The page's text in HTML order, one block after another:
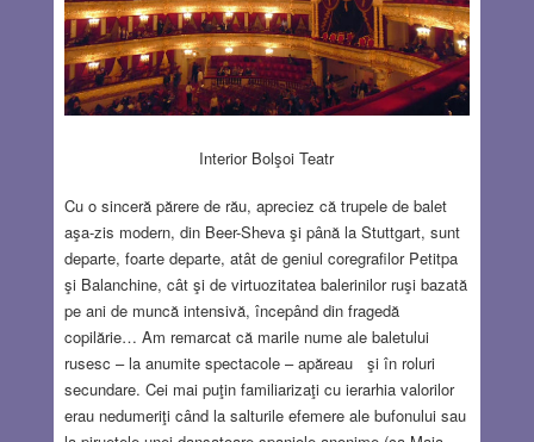
Interior Bolşoi Teatr
Cu o sinceră părere de rău, apreciez că trupele de balet
aşa-zis modern, din Beer-Sheva şi până la Stuttgart, sunt
departe, foarte departe, atât de geniul coregrafilor Petitpa
şi Balanchine, cât şi de virtuozitatea balerinilor ruşi bazată
pe ani de muncă intensivă, începând din fragedă
copilărie… Am remarcat că marile nume ale baletului
rusesc – la anumite spectacole – apăreau şi în roluri
secundare. Cei mai puţin familiarizaţi cu ierarhia valorilor
erau nedumeriţi când la salturile efemere ale bufonului sau